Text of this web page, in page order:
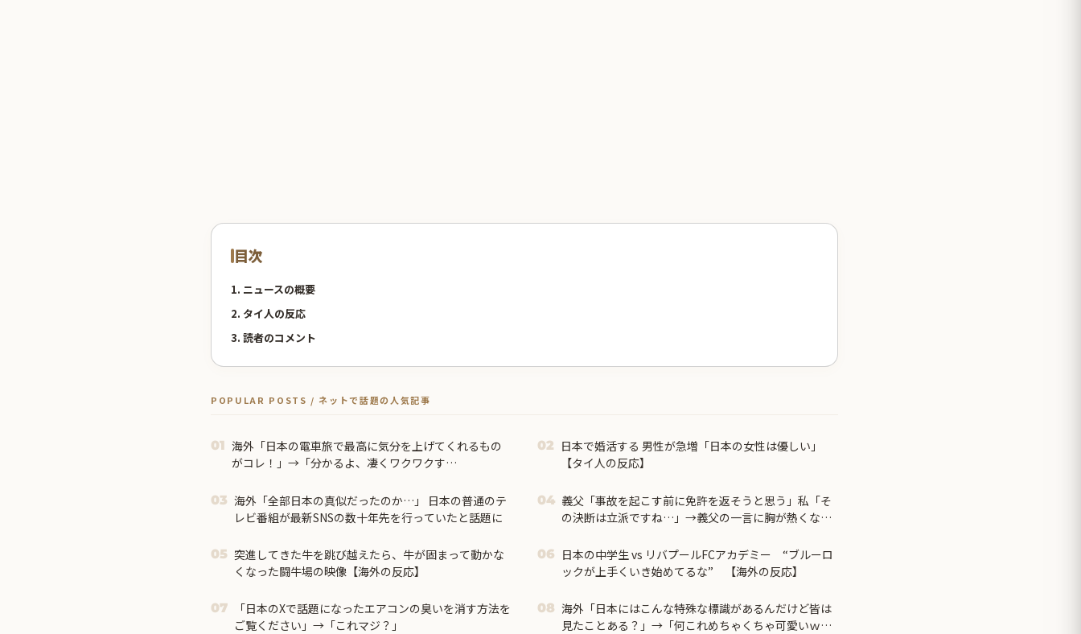
目次
1. ニュースの概要
2. タイ人の反応
3. 読者のコメント
POPULAR POSTS / ネットで話題の人気記事
01 海外「日本の電車旅で最高に気分を上げてくれるもの
がコレ！」→「分かるよ、凄くワクワクす
02
日本で婚活する 男性が急増「日本の女性は優しい」
【タイ人の反応】
03 海外「全部日本の真似だったのか…」 日本の普通のテ
レビ番組が最新SNSの数十年先を行っていたと話題に
04 義父「事故を起こす前に免許を返そうと思う」私「そ
の決断は立派ですね…」→義父の一言に胸が熱くなっ
05 突進してきた牛を跳び越えたら、牛が固まって動かな
くなった闘牛場の映像【海外の反応】
06
日本の中学生 vs リバプールFCアカデミー “ブルーロ
ックが上手くいき始めてるな” 【海外の反応】
07
「日本のXで話題になったエアコンの臭いを消す方法を
ご覧ください」→「これマジ？」
08 海外「日本にはこんな特殊な標識があるんだけど皆は
見たことある？」→「何これめちゃくちゃ可愛いｗ